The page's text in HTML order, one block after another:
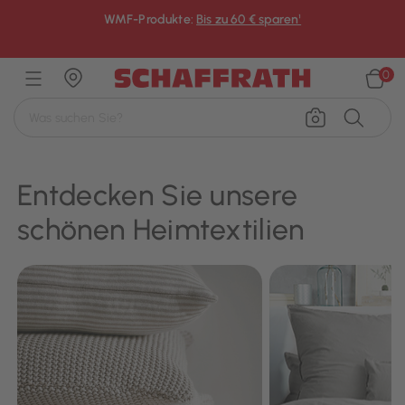
WMF-Produkte: Bis zu 60 € sparen¹
0
Entdecken Sie unsere
schönen Heimtextilien